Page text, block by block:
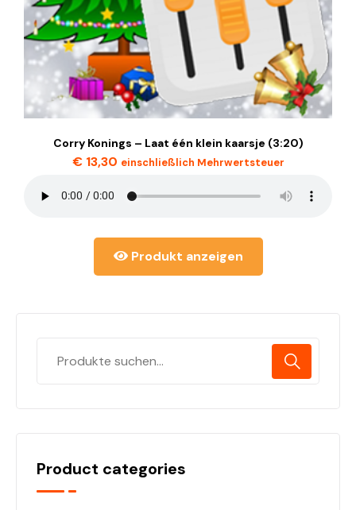
Corry Konings – Laat één klein kaarsje (3:20)
€13,30 einschließlich Mehrwertsteuer
Produkt anzeigen
Product categories